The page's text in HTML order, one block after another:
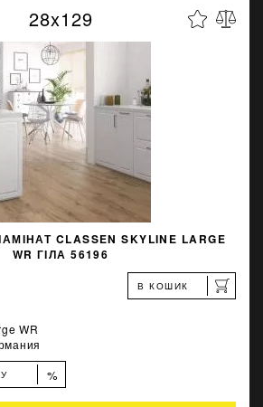
28x129
CLASSEN SKYLINE LARGE
WR ГІЛА 56196
В КОШИК
WR
%